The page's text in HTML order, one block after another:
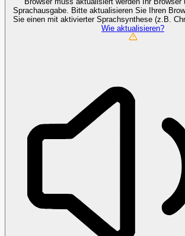
Sprachausgabe. Bitte aktualisieren Sie Ihren
Sie einen mit aktivierter Sprachsynthese (z.B.
Wie aktualisieren?